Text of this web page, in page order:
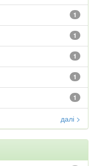
1
1
1
1
1
далі >